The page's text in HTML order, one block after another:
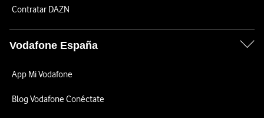
Contratar DAZN
Vodafone España
App Mi Vodafone
Blog Vodafone Conéctate